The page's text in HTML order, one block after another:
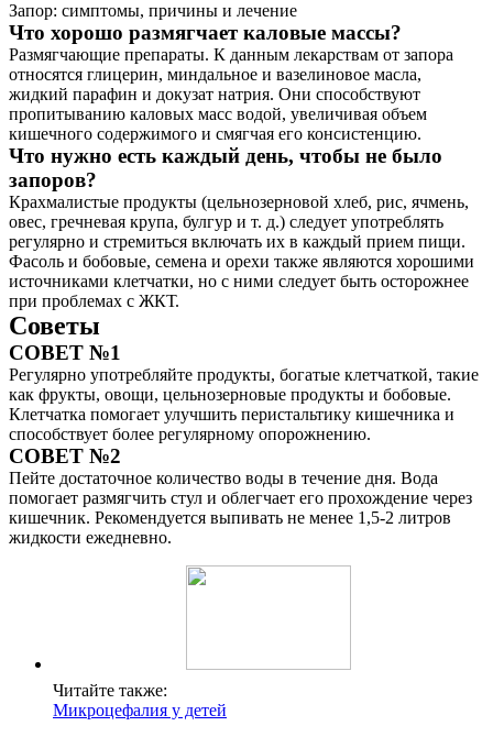
Запор: симптомы, причины и лечение
Что хорошо размягчает каловые массы?
Размягчающие препараты. К данным лекарствам от запора
относятся глицерин, миндальное и вазелиновое масла,
жидкий парафин и докузат натрия. Они способствуют
пропитыванию каловых масс водой, увеличивая объем
кишечного содержимого и смягчая его консистенцию.
Что нужно есть каждый день, чтобы не было
запоров?
Крахмалистые продукты (цельнозерновой хлеб, рис, ячмень,
овес, гречневая крупа, булгур и т. д.) следует употреблять
регулярно и стремиться включать их в каждый прием пищи.
Фасоль и бобовые, семена и орехи также являются хорошими
источниками клетчатки, но с ними следует быть осторожнее
при проблемах с ЖКТ.
Советы
СОВЕТ №1
Регулярно употребляйте продукты, богатые клетчаткой, такие
как фрукты, овощи, цельнозерновые продукты и бобовые.
Клетчатка помогает улучшить перистальтику кишечника и
способствует более регулярному опорожнению.
СОВЕТ №2
Пейте достаточное количество воды в течение дня. Вода
помогает размягчить стул и облегчает его прохождение через
кишечник. Рекомендуется выпивать не менее 1,5-2 литров
жидкости ежедневно.
Читайте также:
Микроцефалия у детей